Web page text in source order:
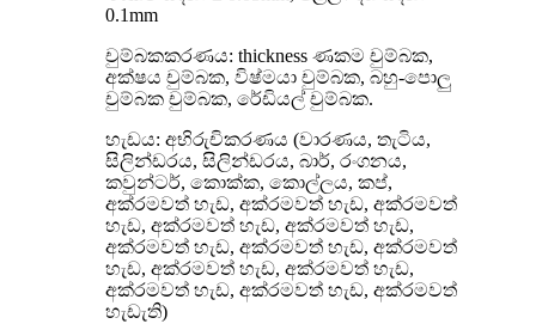
0.1mm
චුම්බකකරණය: thickness ණකම චුම්බක,
අක්ෂය චුම්බක, විෂ්මයා චුම්බක, බහු-පොලු
චුම්බක චුම්බක, රේඩියල් චුම්බක.
හැඩය: අභිරුචිකරණය (වාරණය, තැටිය,
සිලින්ඩරය, සිලින්ඩරය, බාර්, රංගනය,
කවුන්ටර්, කොක්ක, කොල්ලය, කප්,
අක්රමවත් හැඩ, අක්රමවත් හැඩ, අක්රමවත්
හැඩ, අක්රමවත් හැඩ, අක්රමවත් හැඩ,
අක්රමවත් හැඩ, අක්රමවත් හැඩ, අක්රමවත්
හැඩ, අක්රමවත් හැඩ, අක්රමවත් හැඩ,
අක්රමවත් හැඩ, අක්රමවත් හැඩ, අක්රමවත්
හැඩැති)